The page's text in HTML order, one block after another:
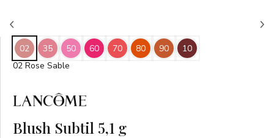
Blush Subtil 5,1 g
02 35 50 60 70 80 90
10
02 Rose Sable